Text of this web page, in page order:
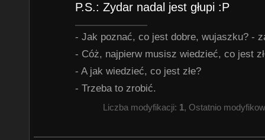
P.S.: Zydar nadal jest głupi :P
- Jak poznać, co jest dobre, wujaszku? -
- Cóż, najpierw musisz wiedzieć, co jest
- A jak wiedzieć, co jest złe?
- Trzeba to zrobić.
Liczba modyfikacji: 1, Ostatnio